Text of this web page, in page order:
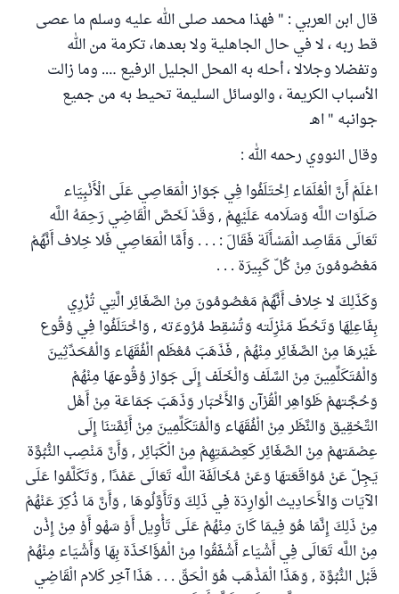
قال ابن العربي : " فهذا محمد صلى الله عليه وسلم ما عصى
قط ربه ، لا في حال الجاهلية ولا بعدها، تكرمة من الله
وتفضلا وجلالا ، أحله به المحل الجليل الرفيع …. وما زالت
الأسباب الكريمة ، والوسائل السليمة تحيط به من جميع
جوانبه " اهـ
وقال النووي رحمه الله :
اعْلَمْ أَنَّ الْعُلَمَاء اِخْتَلَفُوا فِي جَوَاز الْمَعَاصِي عَلَى الْأَنْبِيَاء
صَلَوَات اللَّه وَسَلَامه عَلَيْهِمْ , وَقَدْ لَخَصَّ الْقَاضِي رَحِمَهُ اللَّه
تَعَالَى مَقَاصِد الْمَسْأَلَة فَقَالَ : . . . وَأَمَّا الْمَعَاصِي فَلا خِلاف أَنَّهُمْ
مَعْصُومُونَ مِنْ كُلّ كَبِيرَة . . .
وَكَذَلِكَ لا خِلاف أَنَّهُمْ مَعْصُومُونَ مِنْ الصَّغَائِر الَّتِي تُزْرِي
بِفَاعِلِهَا وَتَحُطّ مَنْزِلَته وَتُسْقِط مُرُوءَته , وَاخْتَلَفُوا فِي وُقُوع
غَيْرهَا مِنْ الصَّغَائِر مِنْهُمْ , فَذَهَبَ مُعْظَم الْفُقَهَاء وَالْمُحَدِّثِينَ
وَالْمُتَكَلِّمِينَ مِنْ السَّلَف وَالْخَلَف إِلَى جَوَاز وُقُوعهَا مِنْهُمْ
وَحُجَّتهمْ ظَوَاهِر الْقُرْآن وَالأَخْبَار وَذَهَبَ جَمَاعَة مِنْ أَهْل
التَّحْقِيق وَالنَّظَر مِنْ الْفُقَهَاء وَالْمُتَكَلِّمِينَ مِنْ أَئِمَّتنَا إِلَى
عِصْمَتهمْ مِنْ الصَّغَائِر كَعِصْمَتِهِمْ مِنْ الْكَبَائِر , وَأَنَّ مَنْصِب النُّبُوَّة
يَجِلّ عَنْ مُوَاقَعَتهَا وَعَنْ مُخَالَفَة اللَّه تَعَالَى عَمْدًا , وَتَكَلَّمُوا عَلَى
الآيَات وَالأَحَادِيث الْوَارِدَة فِي ذَلِكَ وَتَأَوَّلُوهَا , وَأَنَّ مَا ذُكِرَ عَنْهُمْ
مِنْ ذَلِكَ إِنَّمَا هُوَ فِيمَا كَانَ مِنْهُمْ عَلَى تَأْوِيل أَوْ سَهْو أَوْ مِنْ إِذْن
مِنْ اللَّه تَعَالَى فِي أَشْيَاء أَشْفَقُوا مِنْ الْمُؤَاخَذَة بِهَا وَأَشْيَاء مِنْهُمْ
قَبْل النُّبُوَّة , وَهَذَا الْمَذْهَب هُوَ الْحَقّ . . . هَذَا آخِر كَلام الْقَاضِي